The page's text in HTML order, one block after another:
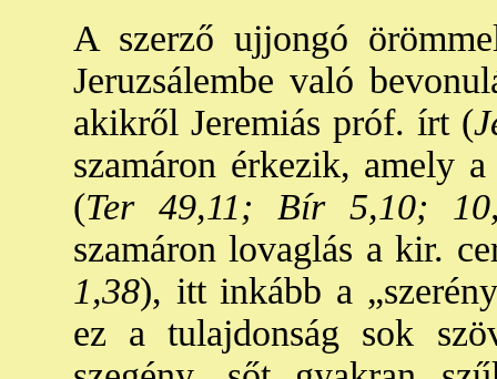
A szerző ujjongó
Jeruzsálembe való
akikről Jeremiás próf. írt (
szamáron érkezik, amely
(Ter 49,11; Bír 5,10;
szamáron lovaglás a kir.
1,38), itt inkább a
ez a tulajdonság sok